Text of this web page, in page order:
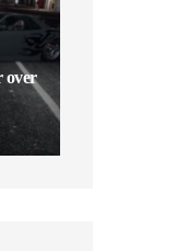
over